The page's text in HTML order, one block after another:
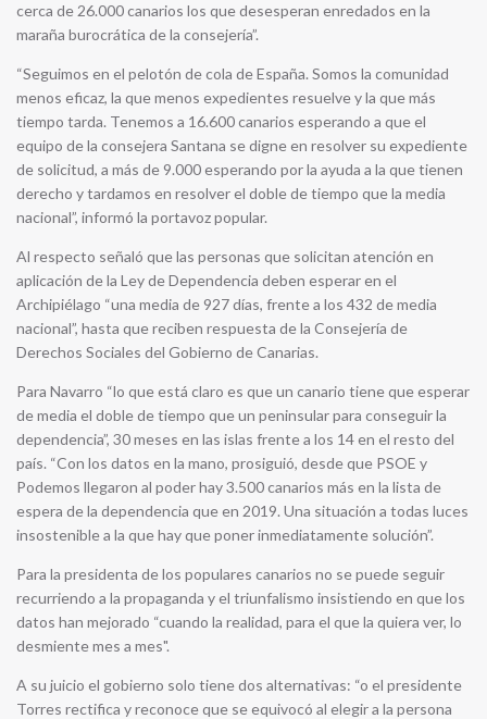
cerca de 26.000 canarios los que desesperan enredados en la
maraña burocrática de la consejería”.
“Seguimos en el pelotón de cola de España. Somos la comunidad
menos eficaz, la que menos expedientes resuelve y la que más
tiempo tarda. Tenemos a 16.600 canarios esperando a que el
equipo de la consejera Santana se digne en resolver su expediente
de solicitud, a más de 9.000 esperando por la ayuda a la que tienen
derecho y tardamos en resolver el doble de tiempo que la media
nacional”, informó la portavoz popular.
Al respecto señaló que las personas que solicitan atención en
aplicación de la Ley de Dependencia deben esperar en el
Archipiélago “una media de 927 días, frente a los 432 de media
nacional”, hasta que reciben respuesta de la Consejería de
Derechos Sociales del Gobierno de Canarias.
Para Navarro “lo que está claro es que un canario tiene que esperar
de media el doble de tiempo que un peninsular para conseguir la
dependencia”, 30 meses en las islas frente a los 14 en el resto del
país. “Con los datos en la mano, prosiguió, desde que PSOE y
Podemos llegaron al poder hay 3.500 canarios más en la lista de
espera de la dependencia que en 2019. Una situación a todas luces
insostenible a la que hay que poner inmediatamente solución”.
Para la presidenta de los populares canarios no se puede seguir
recurriendo a la propaganda y el triunfalismo insistiendo en que los
datos han mejorado “cuando la realidad, para el que la quiera ver, lo
desmiente mes a mes".
A su juicio el gobierno solo tiene dos alternativas: “o el presidente
Torres rectifica y reconoce que se equivocó al elegir a la persona